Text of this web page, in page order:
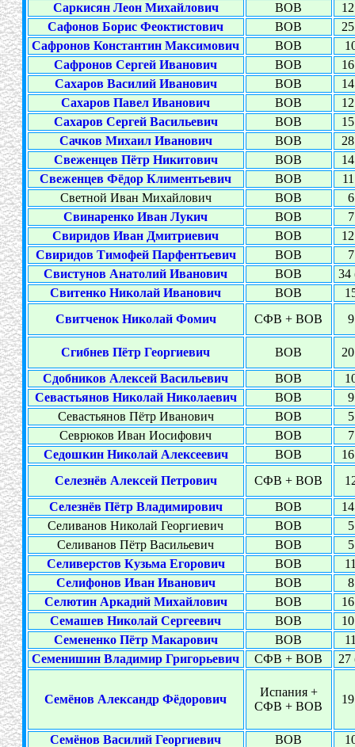
Саркисян Леон Михайлович
ВОВ
Сафонов Борис Феоктистович
ВОВ
Сафронов Константин Максимович
ВОВ
Сафронов Сергей Иванович
ВОВ
Сахаров Василий Иванович
ВОВ
Сахаров Павел Иванович
ВОВ
Сахаров Сергей Васильевич
ВОВ
Сачков Михаил Иванович
ВОВ
Свеженцев Пётр Никитович
ВОВ
Свеженцев Фёдор Климентьевич
ВОВ
Светной Иван Михайлович
ВОВ
Свинаренко Иван Лукич
ВОВ
Свиридов Иван Дмитриевич
ВОВ
Свиридов Тимофей Парфентьевич
ВОВ
Свистунов Анатолий Иванович
ВОВ
34
Свитенко Николай Иванович
ВОВ
Свитченок Николай Фомич
СФВ + ВОВ
Сгибнев Пётр Георгиевич ВОВ
Сдобников Алексей Васильевич
ВОВ
Севастьянов Николай Николаевич
ВОВ
Севастьянов Пётр Иванович
ВОВ
Севрюков Иван Иосифович
ВОВ
Седошкин Николай Алексеевич
ВОВ
Селезнёв Алексей Петрович
СФВ + ВОВ
Селезнёв Пётр Владимирович
ВОВ
Селиванов Николай Георгиевич
ВОВ
Селиванов Пётр Васильевич
ВОВ
Селиверстов Кузьма Егорович
ВОВ
Селифонов Иван Иванович
ВОВ
Селютин Аркадий Михайлович
ВОВ
Семашев Николай Сергеевич
ВОВ
Семененко Пётр Макарович
ВОВ
Семенишин Владимир Григорьевич
СФВ + ВОВ 27
Семёнов Александр Фёдорович
Испания +
СФВ + ВОВ
Семёнов Василий Георгиевич ВОВ